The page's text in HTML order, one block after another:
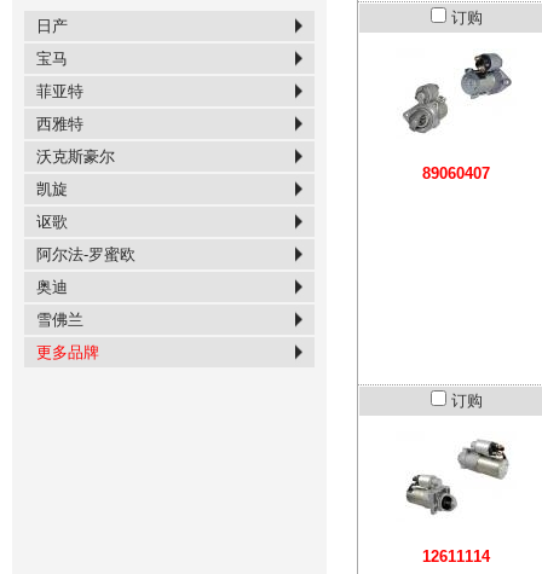
订购
89060407
订购
12611114
日产
宝马
菲亚特
西雅特
沃克斯豪尔
凯旋
讴歌
阿尔法-罗蜜欧
奥迪
雪佛兰
更多品牌